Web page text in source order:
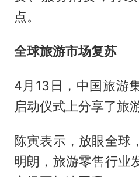
点。
全球旅游市场复苏
4月13日，中国旅游
启动仪式上分享了旅
陈寅表示，放眼全球
明朗，旅游零售行业